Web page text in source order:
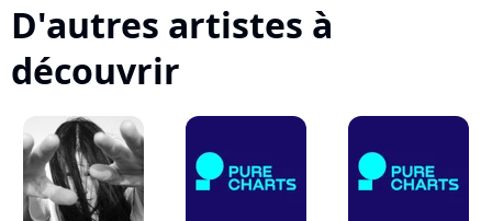
D'autres artistes à
découvrir